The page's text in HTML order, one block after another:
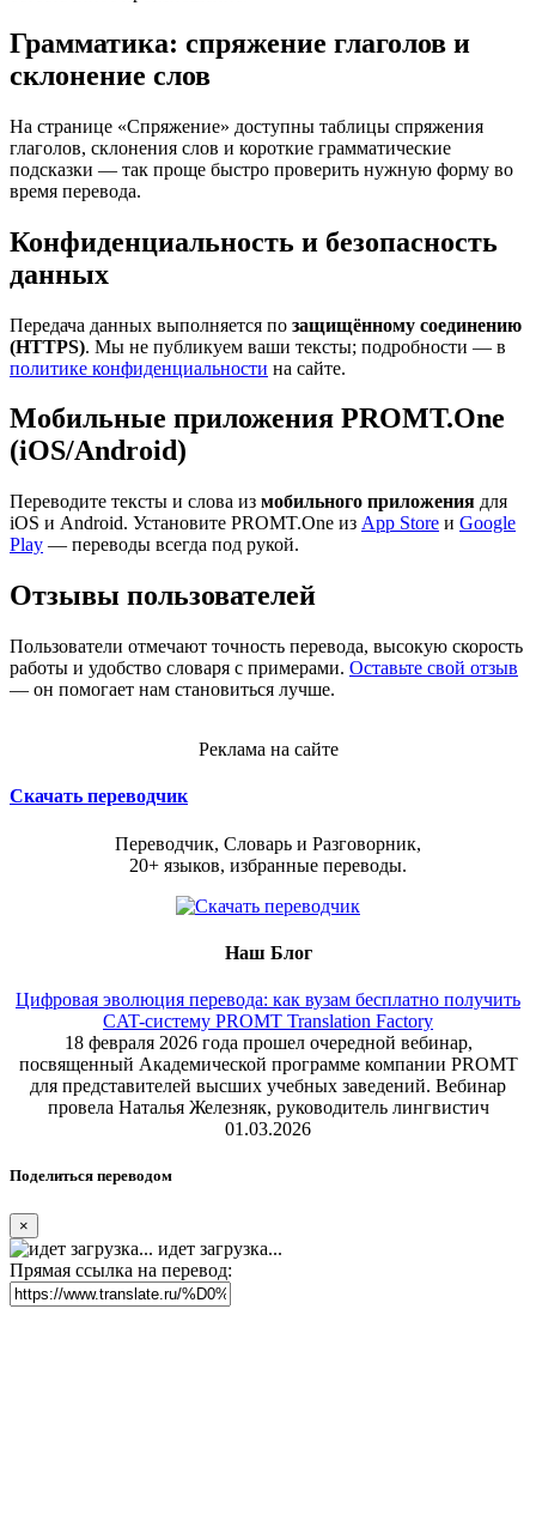
Грамматика: спряжение глаголов и
склонение слов
На странице «Спряжение» доступны таблицы спряжения
глаголов, склонения слов и короткие грамматические
подсказки — так проще быстро проверить нужную форму во
время перевода.
Конфиденциальность и безопасность
данных
Передача данных выполняется по защищённому соединению
(HTTPS). Мы не публикуем ваши тексты; подробности — в
политике конфиденциальности на сайте.
Мобильные приложения PROMT.One
(iOS/Android)
Переводите тексты и слова из мобильного приложения для
iOS и Android. Установите PROMT.One из App Store и Google
Play — переводы всегда под рукой.
Отзывы пользователей
Пользователи отмечают точность перевода, высокую скорость
работы и удобство словаря с примерами. Оставьте свой отзыв
— он помогает нам становиться лучше.
Реклама на сайте
Скачать переводчик
Переводчик, Словарь и Разговорник,
20+ языков, избранные переводы.
Наш Блог
Цифровая эволюция перевода: как вузам бесплатно получить
CAT-систему PROMT Translation Factory
18 февраля 2026 года прошел очередной вебинар,
посвященный Академической программе компании PROMT
для представителей высших учебных заведений. Вебинар
провела Наталья Железняк, руководитель лингвистич
01.03.2026
Поделиться переводом
×
идет загрузка...
Прямая ссылка на перевод: